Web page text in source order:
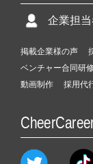
企業担
掲載企業様の声
ベンチャー合同研修
動画制作
採用代